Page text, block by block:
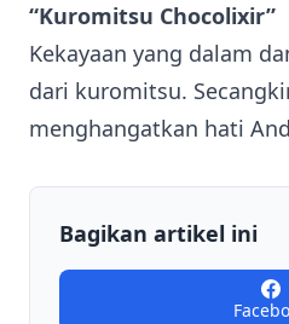
“Kuromitsu Chocolixir”
Kekayaan yang dalam
dari kuromitsu.
menghangatkan hati
Bagikan artikel ini